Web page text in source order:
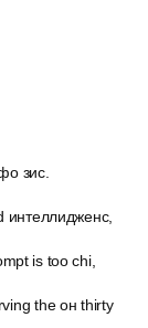
зис.
интеллидженс,
is too chi,
the он thirty